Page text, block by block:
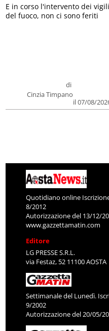
di
Cinzia Timpano
il 07/08/
E in corso l'intervento dei vigili
del fuoco, non ci sono feriti
Quotidiano online
8/2012
Autorizzazione del 13/12/
www.gazzettamatin.com
Editore
LG PRESSE S.R.L.
via Festaz, 52 11100 AOSTA
Settimanale del Lunedì.
9/2002
Autorizzazione del 20/05/